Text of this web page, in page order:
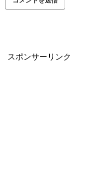
スポンサーリンク